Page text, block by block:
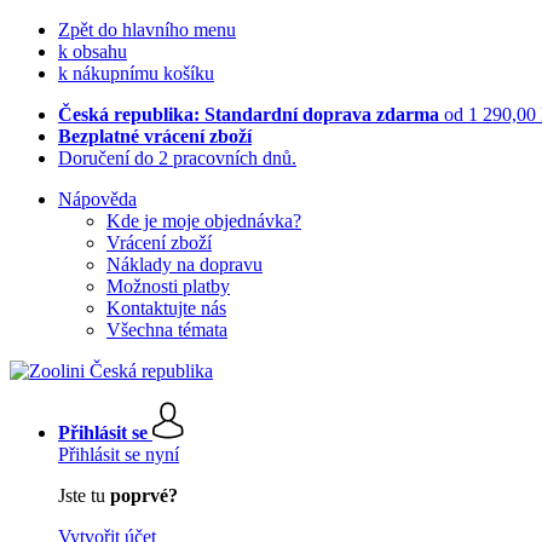
Zpět do hlavního menu
k obsahu
k nákupnímu košíku
Česká republika: Standardní doprava zdarma od 1 290,00
Bezplatné vrácení zboží
Doručení do 2 pracovních dnů.
Nápověda
Kde je moje objednávka?
Vrácení zboží
Náklady na dopravu
Možnosti platby
Kontaktujte nás
Všechna témata
Přihlásit se
Přihlásit se nyní
Jste tu poprvé?
Vytvořit účet